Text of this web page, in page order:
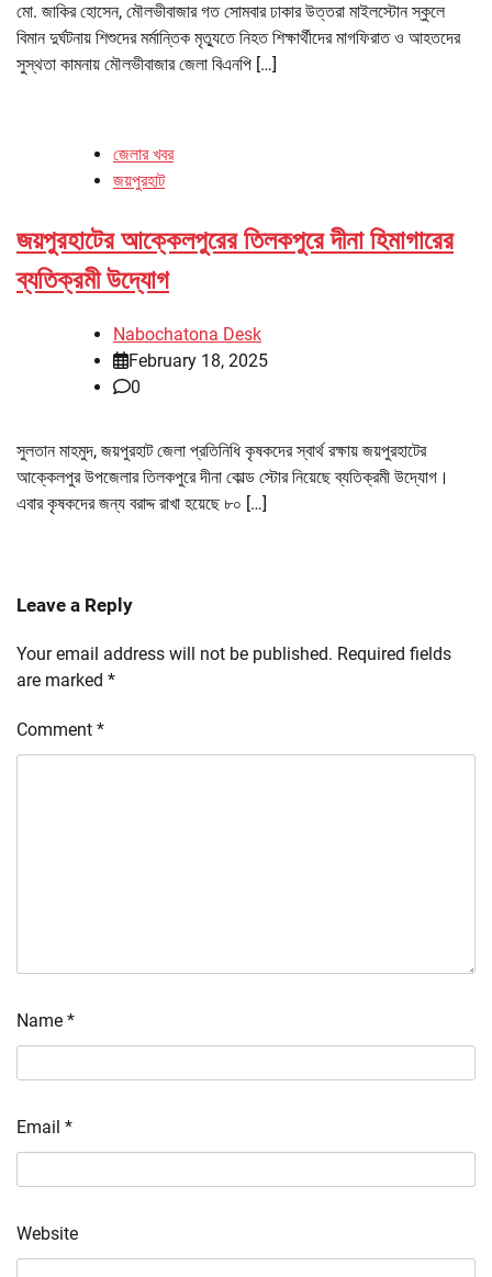
মো. জাকির হোসেন, মৌলভীবাজার গত সোমবার ঢাকার উত্তরা মাইলস্টোন স্কুলে
বিমান দুর্ঘটনায় শিশুদের মর্মান্তিক মৃত্যুতে নিহত শিক্ষার্থীদের মাগফিরাত ও আহতদের
সুস্থতা কামনায় মৌলভীবাজার জেলা বিএনপি […]
জেলার খবর
জয়পুরহাট
জয়পুরহাটের আক্কেলপুরের তিলকপুরে দীনা হিমাগারের
ব্যতিক্রমী উদ্যোগ
Nabochatona Desk
February 18, 2025
0
সুলতান মাহমুদ, জয়পুরহাট জেলা প্রতিনিধি কৃষকদের স্বার্থ রক্ষায় জয়পুরহাটের
আক্কেলপুর উপজেলার তিলকপুরে দীনা কোল্ড স্টোর নিয়েছে ব্যতিক্রমী উদ্যোগ।
এবার কৃষকদের জন্য বরাদ্দ রাখা হয়েছে ৮০ […]
Leave a Reply
Your email address will not be published. Required fields
are marked *
Comment *
Name *
Email *
Website